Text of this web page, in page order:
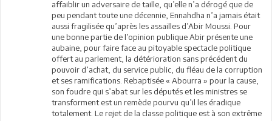
affaiblir un adversaire de taille, qu’elle n’a dérogé que de
peu pendant toute une décennie, Ennahdha n’a jamais était
aussi fragilisée qu’après les assailles d’Abir Moussi. Pour
une bonne partie de l’opinion publique Abir présente une
aubaine, pour faire face au pitoyable spectacle politique
offert au parlement, la détérioration sans précédent du
pouvoir d’achat, du service public, du fléau de la corruption
et ses ramifications. Rebaptisée « Abourra » pour la cause,
son foudre qui s’abat sur les députés et les ministres se
transforment est un remède pourvu qu’il les éradique
totalement. Le rejet de la classe politique est à son extrême